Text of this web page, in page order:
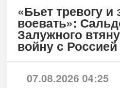
«Бьет тревогу и
воевать»:
Залужного
войну с Россией
07.08.2026 04:25